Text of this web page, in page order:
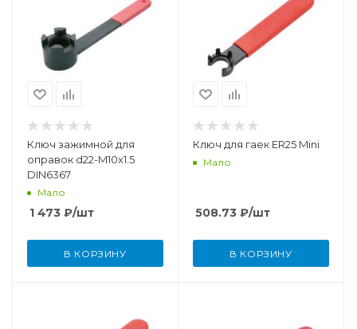
Ключ зажимной для
оправок d22-M10x1.5
DIN6367
Мало
1 473 ₽/шт
В КОРЗИНУ
Ключ для гаек ER25 Mini
Мало
508.73 ₽/шт
В КОРЗИНУ